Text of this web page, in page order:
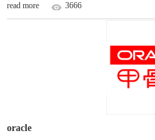
read more
3666
oracle